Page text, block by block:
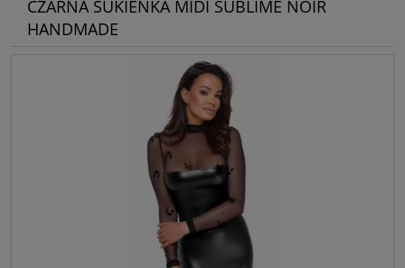
CZARNA SUKIENKA MIDI SUBLIME NOIR
HANDMADE